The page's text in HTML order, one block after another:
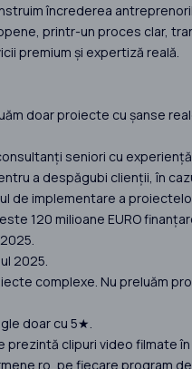
încrederea
printr-un proces clar,
premium și expertiză reală.
doar proiecte cu șanse
seniori cu
a despăgubi clienții, în
de implementare a
120 milioane EURO
2025.
complexe. Nu preluăm
doar cu 5★.
prezintă clipuri video filmate
pe fiecare program